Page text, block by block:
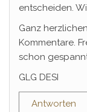
entscheiden.
Ganz
Kommentare.
schon
GLG DESI
Antworten